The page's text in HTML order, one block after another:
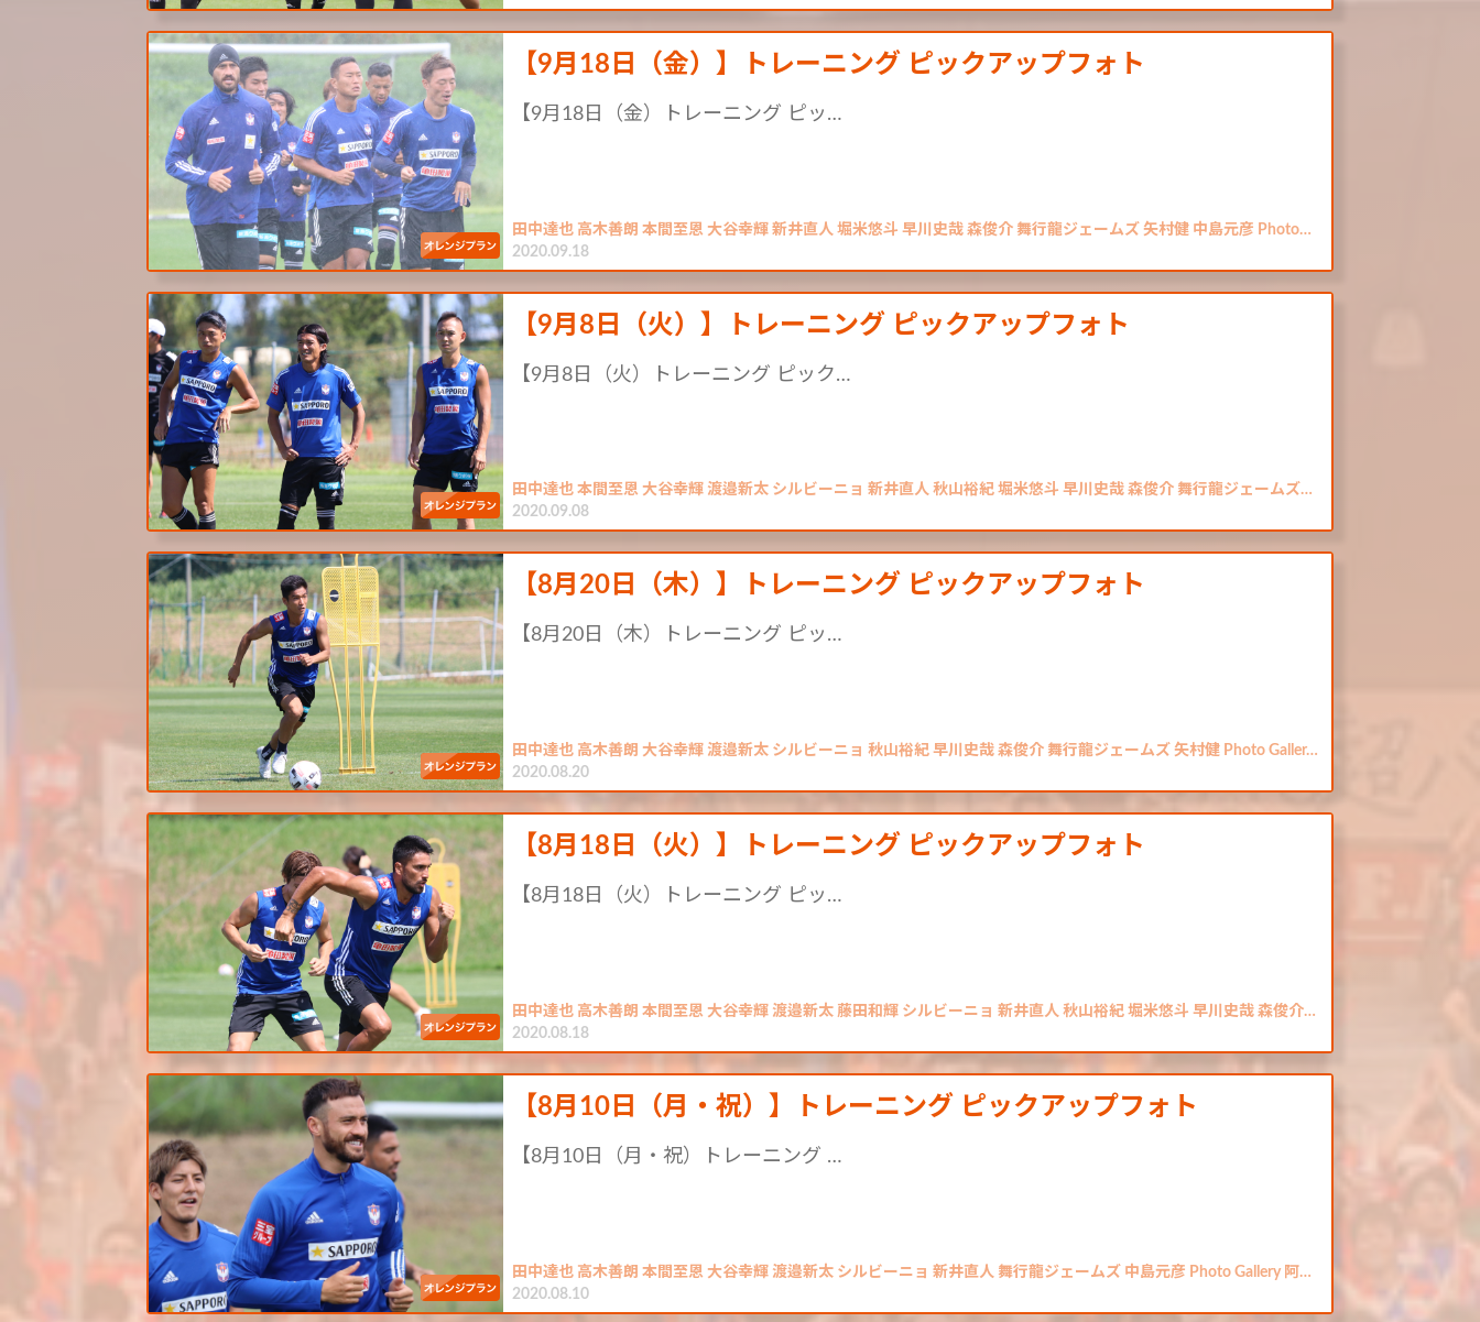
【9月18日（金）】トレーニング ピックアップフォト
【9月18日（金）トレーニング ピッ…
田中達也 高木善朗 本間至恩 大谷幸輝 新井直人 堀米悠斗 早川史哉 森俊介 舞行龍ジェームズ 矢村健 中島元彦 Photo…
2020.09.18
【9月8日（火）】トレーニング ピックアップフォト
【9月8日（火）トレーニング ピック…
田中達也 本間至恩 大谷幸輝 渡邉新太 シルビーニョ 新井直人 秋山裕紀 堀米悠斗 早川史哉 森俊介 舞行龍ジェームズ…
2020.09.08
【8月20日（木）】トレーニング ピックアップフォト
【8月20日（木）トレーニング ピッ…
田中達也 高木善朗 大谷幸輝 渡邉新太 シルビーニョ 秋山裕紀 早川史哉 森俊介 舞行龍ジェームズ 矢村健 Photo Galler…
2020.08.20
【8月18日（火）】トレーニング ピックアップフォト
【8月18日（火）トレーニング ピッ…
田中達也 高木善朗 本間至恩 大谷幸輝 渡邉新太 藤田和輝 シルビーニョ 新井直人 秋山裕紀 堀米悠斗 早川史哉 森俊介…
2020.08.18
【8月10日（月・祝）】トレーニング ピックアップフォト
【8月10日（月・祝）トレーニング …
田中達也 高木善朗 本間至恩 大谷幸輝 渡邉新太 シルビーニョ 新井直人 舞行龍ジェームズ 中島元彦 Photo Gallery 阿…
2020.08.10